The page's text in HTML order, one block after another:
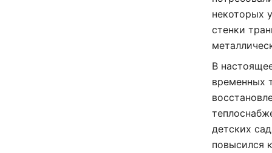
некоторых
стенки
В
временных
детских
повысился